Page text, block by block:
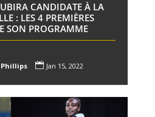
CANDIDATE À LA
: LES 4 PREMIÈRES
SON PROGRAMME
 Jan 15, 2022